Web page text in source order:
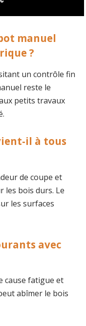
manuel
?
un contrôle fin
reste le
petits travaux
il à tous
de coupe et
bois durs. Le
les surfaces
avec
cause fatigue et
abîmer le bois